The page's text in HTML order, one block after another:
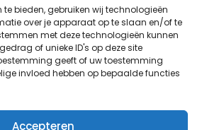
bieden, gebruiken wij technologieën
over je apparaat op te slaan en/of te
met deze technologieën kunnen
of unieke ID's op deze site
geeft of uw toestemming
invloed hebben op bepaalde functies
Accepteren
afspraak)